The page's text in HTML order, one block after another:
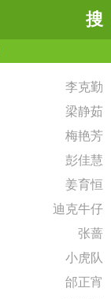
搜
李克勤
梁静茹
梅艳芳
彭佳慧
姜育恒
迪克牛仔
张蔷
小虎队
邰正宵